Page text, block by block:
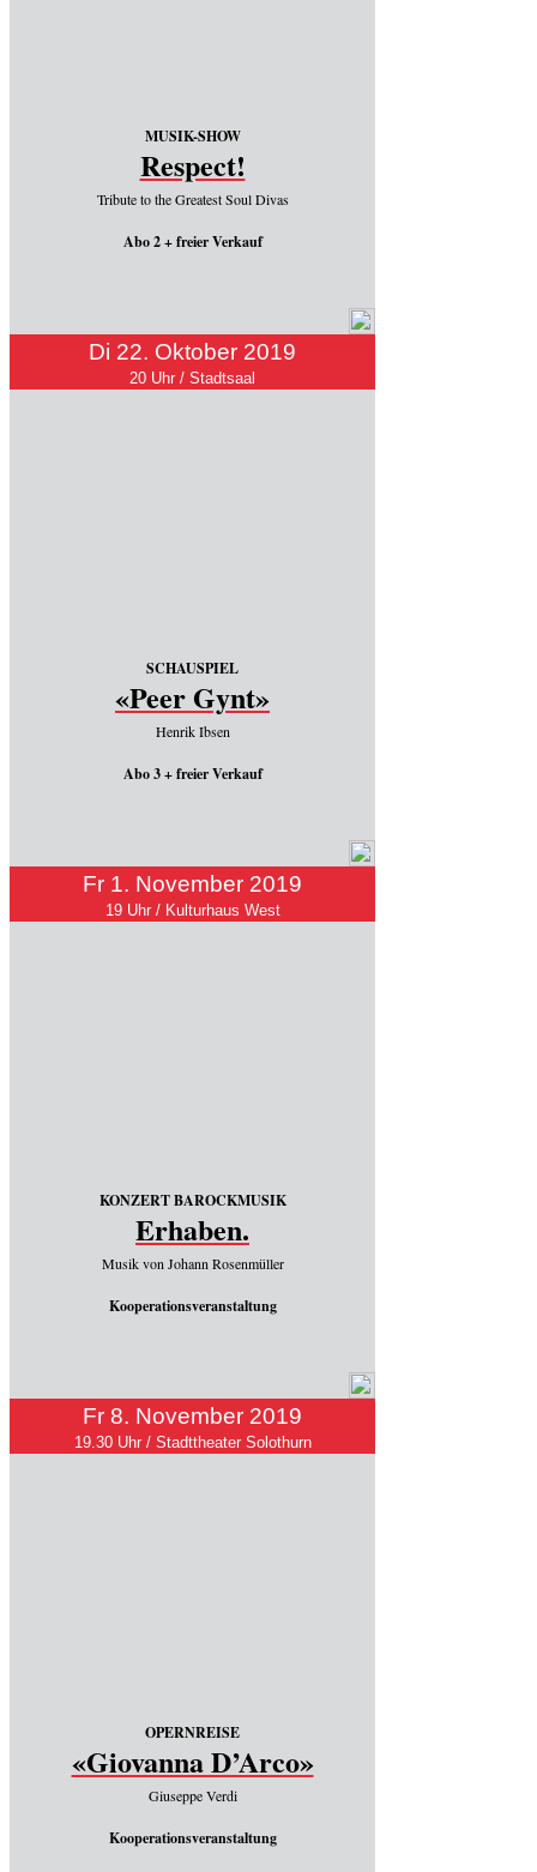
MUSIK-SHOW
Respect!
Tribute to the Greatest Soul Divas
Abo 2 + freier Verkauf
Di 22. Oktober 2019
20 Uhr / Stadtsaal
SCHAUSPIEL
«Peer Gynt»
Henrik Ibsen
Abo 3 + freier Verkauf
Fr 1. November 2019
19 Uhr / Kulturhaus West
KONZERT BAROCKMUSIK
Erhaben.
Musik von Johann Rosenmüller
Kooperationsveranstaltung
Fr 8. November 2019
19.30 Uhr / Stadttheater Solothurn
OPERNREISE
«Giovanna D’Arco»
Giuseppe Verdi
Kooperationsveranstaltung